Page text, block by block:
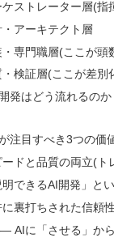
ストレーター層(指
アーキテクト層
専門職層(ここが頭
検証層(ここが差別
発はどう流れるの
注目すべき3つの価
ドと品質の両立(ト
できるAI開発」と
裏打ちされた信頼性
AIに「させる」か